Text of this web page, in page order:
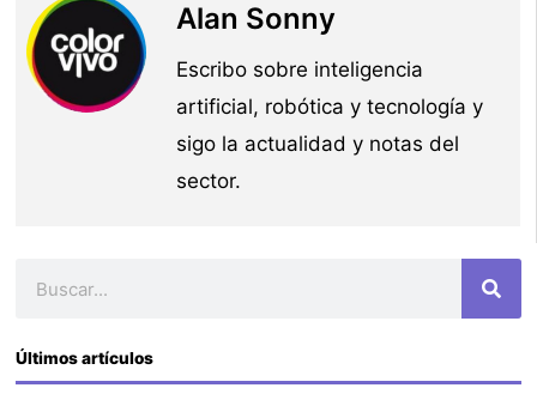
Alan Sonny
Escribo sobre inteligencia
artificial, robótica y tecnología y
sigo la actualidad y notas del
sector.
Últimos artículos